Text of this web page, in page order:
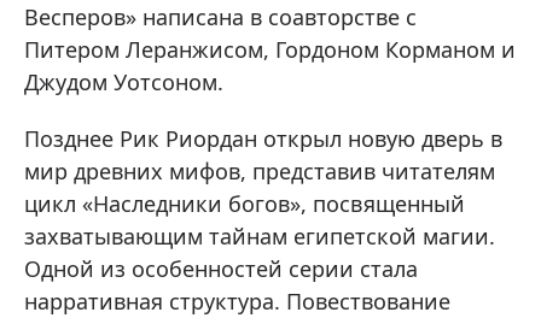
Весперов» написана в соавторстве с
Питером Леранжисом, Гордоном Корманом и
Джудом Уотсоном.
Позднее Рик Риордан открыл новую дверь в
мир древних мифов, представив читателям
цикл «Наследники богов», посвященный
захватывающим тайнам египетской магии.
Одной из особенностей серии стала
нарративная структура. Повествование